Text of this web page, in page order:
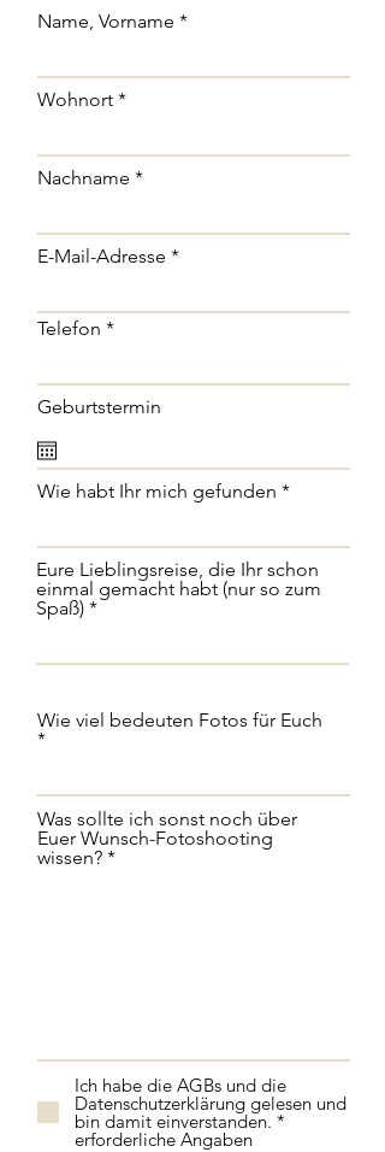
Name, Vorname
Wohnort
Nachname
E-Mail-Adresse
Telefon
Geburtstermin
Wie habt Ihr mich gefunden
Eure Lieblingsreise, die Ihr schon
einmal gemacht habt (nur so zum
Spaß)
Wie viel bedeuten Fotos für Euch
Was sollte ich sonst noch über
Euer Wunsch-Fotoshooting
wissen?
Ich habe die AGBs und die
Datenschutzerklärung gelesen und
bin damit einverstanden. *
erforderliche Angaben